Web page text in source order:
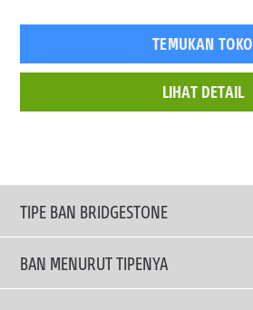
TEMUKAN TOKO
LIHAT DETAIL
TIPE BAN BRIDGESTONE
BAN MENURUT TIPENYA